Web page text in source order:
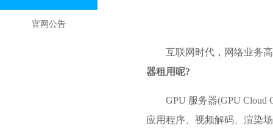
官网公告
互联网时代，网络业务
器租用呢?
GPU 服务器(GPU
应用程序、视频解码、渲染